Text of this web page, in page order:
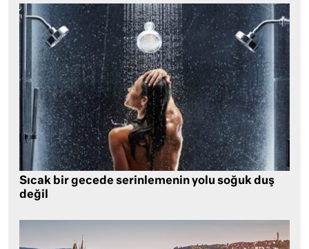
Sıcak bir gecede serinlemenin yolu soğuk duş
değil